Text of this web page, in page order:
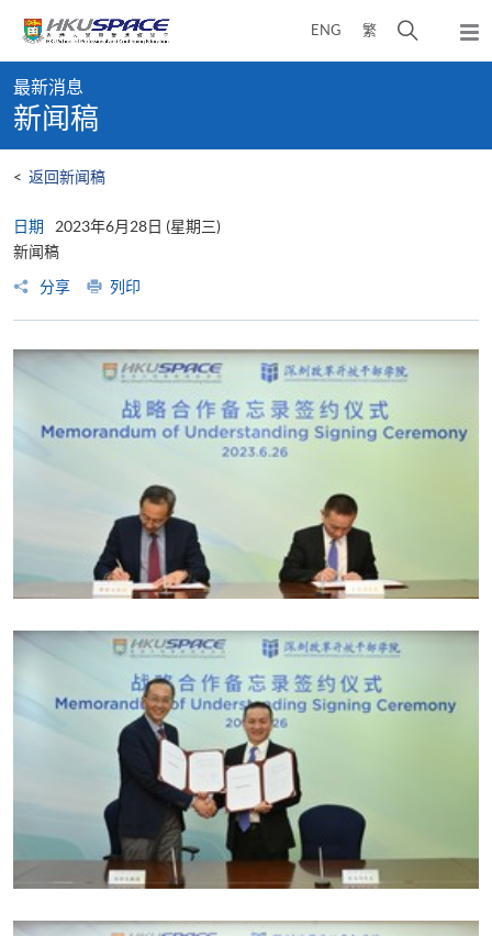
content
ENG 繁
开
弹
出
content
start
最新消息
新闻稿
< 返回新闻稿
日期
2023年6月28日 (星期三)
新闻稿
分享
列印